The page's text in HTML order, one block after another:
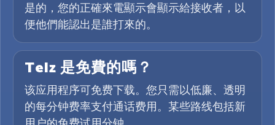
是的，您的正確來電顯示會顯示給接收者，以
便他們能認出是誰打來的。
Telz 是免費的嗎？
该应用程序可免费下载。您只需以低廉、透明
的每分钟费率支付通话费用。某些路线包括新